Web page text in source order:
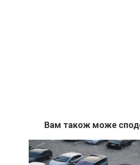
Вам також може